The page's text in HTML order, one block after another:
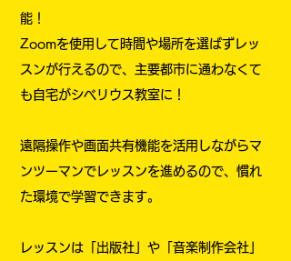
能！
Zoomを使用して時間や場所を選ばずレッ
スンが行えるので、主要都市に通わなくて
も自宅がシベリウス教室に！
遠隔操作や画面共有機能を活用しながらマ
ンツーマンでレッスンを進めるので、慣れ
た環境で学習できます。
レッスンは「出版社」や「音楽制作会社」